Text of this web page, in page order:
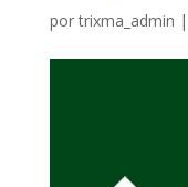
portrixma_admin |